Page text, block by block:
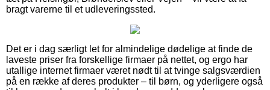
bragt varerne til et udleveringssted.
Det er i dag særligt let for almindelige dødelige at finde de
laveste priser fra forskellige firmaer på nettet, og ergo har
utallige internet firmaer været nødt til at tvinge salgsværdien
på en række af deres produkter – til børn, og yderligere også